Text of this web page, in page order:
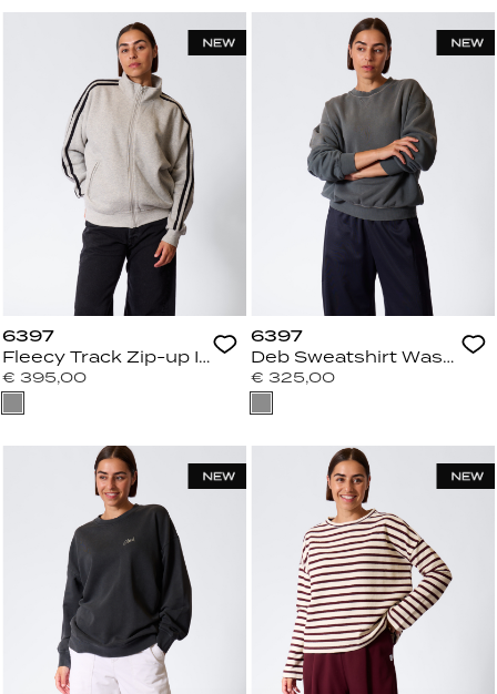
6397
Fleecy Track Zip-up Iron
€ 395,00
6397
Deb Sweatshirt Wash
€ 325,00